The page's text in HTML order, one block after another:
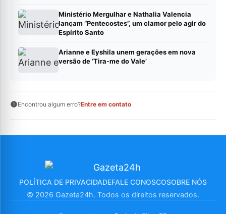
Ministério Mergulhar e Nathalia Valencia
lançam “Pentecostes”, um clamor pelo agir do
Espírito Santo
Arianne e Eyshila unem gerações em nova
versão de ‘Tira-me do Vale’
Encontrou algum erro?Entre em contato
POLÍTICA DE PRIVACIDADEFALE CONOSCOSOBRE NÓS
© 2026 Gazeta24h. Todos os direitos reservados.